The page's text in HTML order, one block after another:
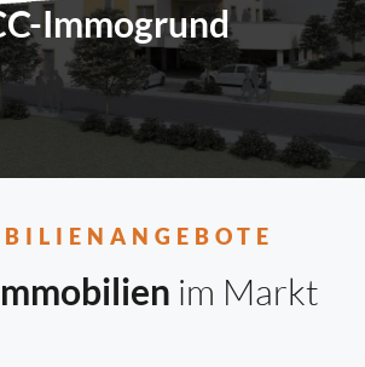
Immogrund
im Markt